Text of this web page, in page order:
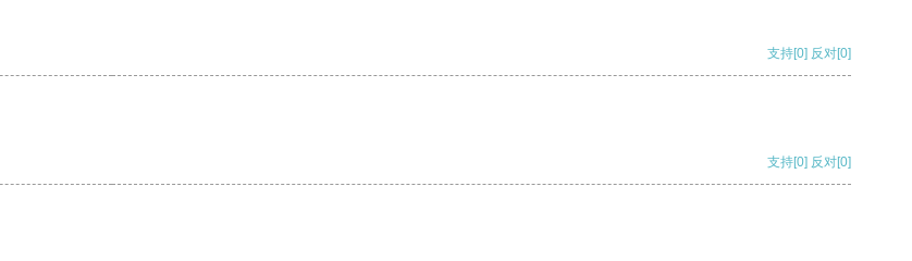
支持[0] 反对[0]
支持[0] 反对[0]